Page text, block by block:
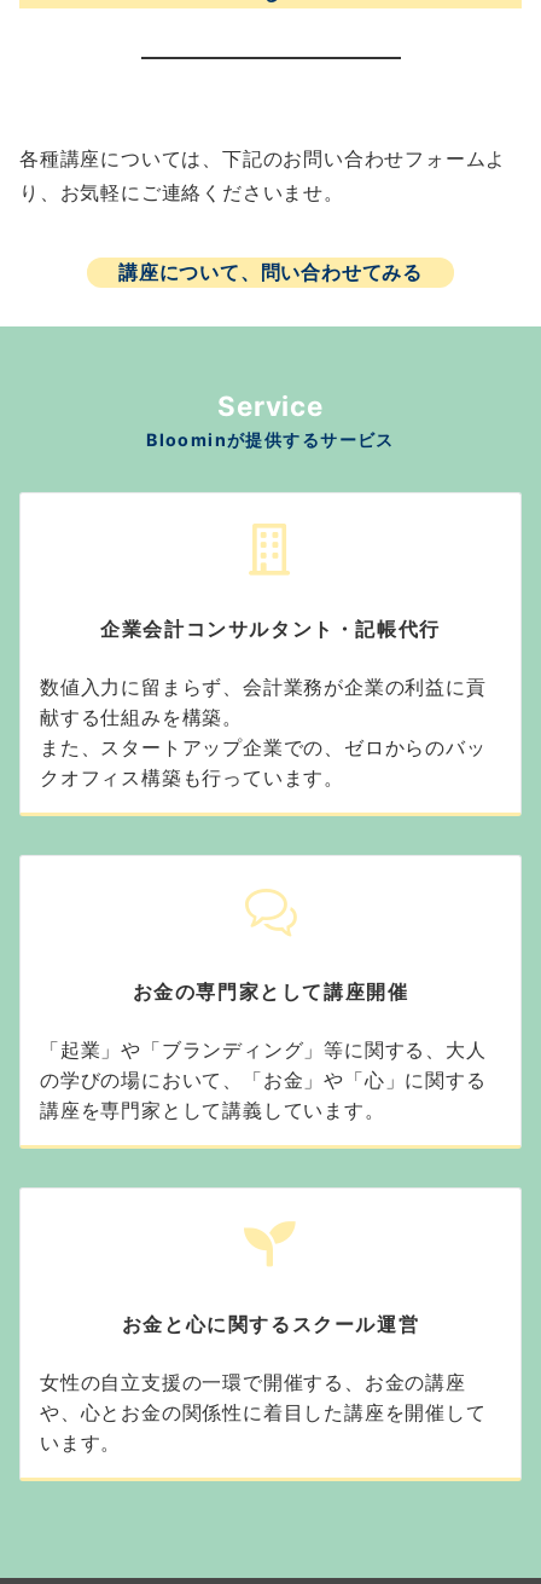
各種講座については、下記のお問い合わせフォームよ
り、お気軽にご連絡くださいませ。
講座について、問い合わせてみる
Service
Bloominが提供するサービス
企業会計コンサルタント・記帳代行
数値入力に留まらず、会計業務が企業の利益に貢
献する仕組みを構築。
また、スタートアップ企業での、ゼロからのバッ
クオフィス構築も行っています。
お金の専門家として講座開催
「起業」や「ブランディング」等に関する、大人
の学びの場において、「お金」や「心」に関する
講座を専門家として講義しています。
お金と心に関するスクール運営
女性の自立支援の一環で開催する、お金の講座
や、心とお金の関係性に着目した講座を開催して
います。